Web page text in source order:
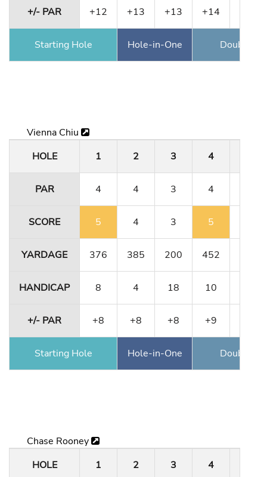
+/- PAR +12 +13 +13 +14
Starting Hole Hole-in-One Double
Vienna Chiu
HOLE
1 2 3 4
PAR 4 4 3 4
SCORE 5 4 3 5
YARDAGE 376 385 200 452
HANDICAP 8 4 18 10
+/- PAR +8 +8 +8 +9
Starting Hole Hole-in-One Double
Chase Rooney
HOLE
1 2 3 4